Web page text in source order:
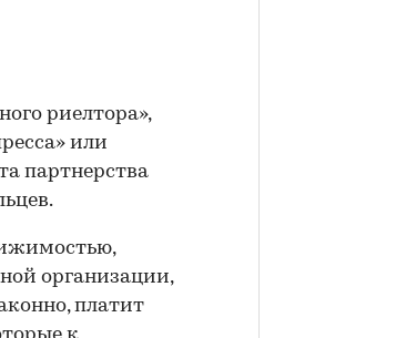
риелтора»,
или
партнерства
организации,
платит